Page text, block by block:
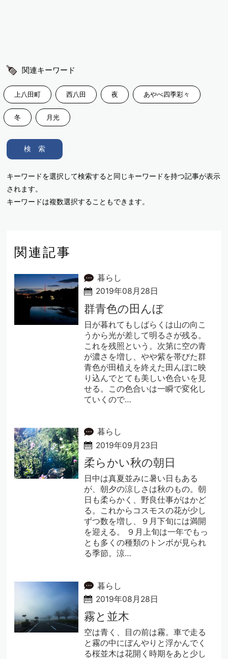
関連キーワード
上八田町 西八田 夜 あやべ四季彩々
冬 月光
キーワードを選択して検索すると同じキーワードを持つ記事が表示
されます。
キーワードは複数選択することもできます。
検 索
関連記事
暮らし
2019年08月28日
群青色の田んぼ
日が暮れてもしばらくは山の向こ
うから光が差して明るさが残る。
これを残照という。次第に空の青
が濃さを増し、やや紫を帯びた群
青色が田植えを終えた田んぼに映
り込んでとても美しい色合いを見
せる。この色合いは一瞬で変化し
ていくので…
暮らし
2019年09月23日
柔らかい秋の朝日
日中は真夏並みに暑い日もある
が、朝夕の涼しさは秋のもの。朝
日も柔らかく、野良仕事がはかど
る。これからコスモスの花が少し
ずつ数を増し、９月下旬には満開
を迎える。 ９月上旬は一年でもっ
とも多くの種類のトンボが見られ
る季節。涼…
暮らし
2019年08月28日
霧と並木
空は青く、目の前は霧。車で走る
と霧の中にぼんやりと浮かんでく
る桜並木は花開く時期をあと少し